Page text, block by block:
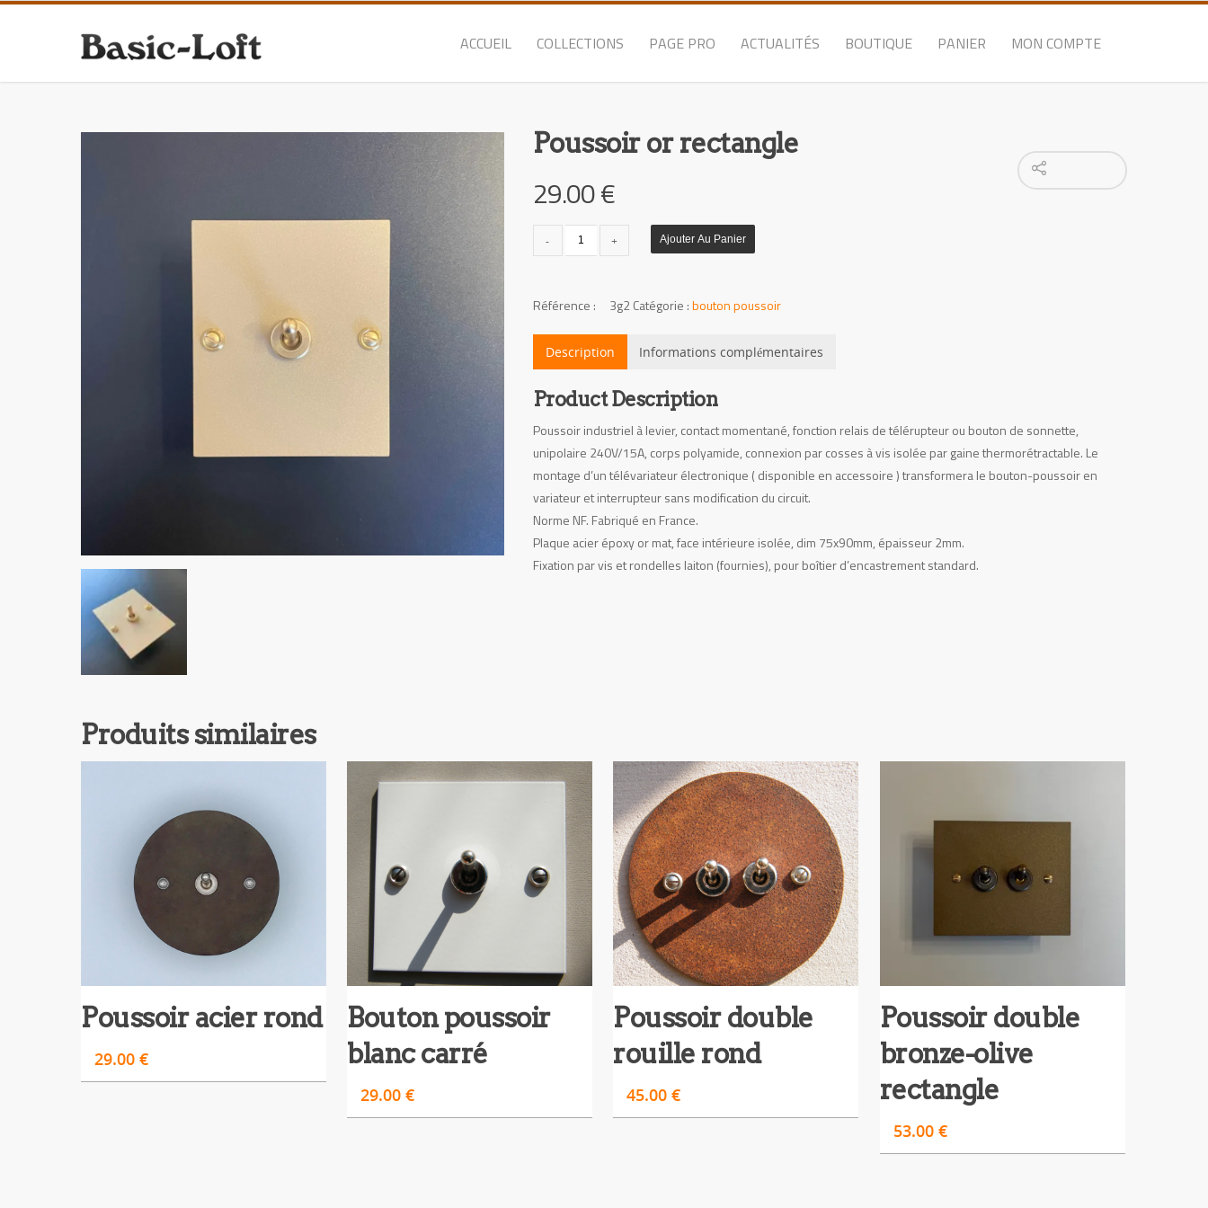
ACCUEIL COLLECTIONS PAGE PRO ACTUALITÉS BOUTIQUE PANIER MON COMPTE
Poussoir or rectangle
29.00€
quantité
de
or
Ajouter Au Panier
UGS :
3g2 Catégorie :bouton poussoir
Description Informations complémentaires
Product Description
Poussoir industriel à levier, contact momentané, fonction relais de télérupteur ou bouton de sonnette,
unipolaire 240V/15A, corps polyamide, connexion par cosses à vis isolée par gaine thermorétractable. Le
montage d’un télévariateur électronique ( disponible en accessoire ) transformera le bouton-poussoir en
variateur et interrupteur sans modification du circuit.
Norme NF. Fabriqué en France.
Plaque acier époxy or mat, face intérieure isolée, dim 75x90mm, épaisseur 2mm.
Fixation par vis et rondelles laiton (fournies), pour boîtier d’encastrement standard.
Produits similaires
Poussoir acier rond
29.00 €
Bouton poussoir
blanc carré
29.00€
Poussoir double
rouille rond
45.00€
Poussoir double
bronze-olive
rectangle
53.00 €